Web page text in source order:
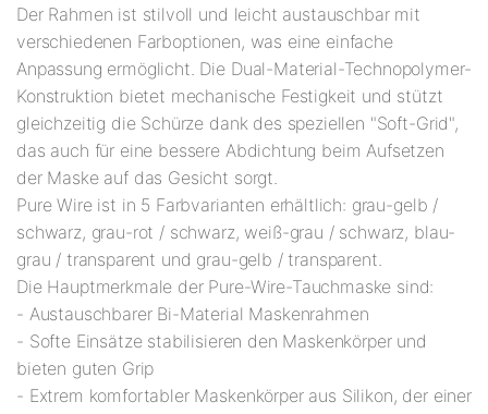
Der Rahmen ist stilvoll und leicht austauschbar mit
verschiedenen Farboptionen, was eine einfache
Anpassung ermöglicht. Die Dual-Material-Technopolymer-
Konstruktion bietet mechanische Festigkeit und stützt
gleichzeitig die Schürze dank des speziellen "Soft-Grid",
das auch für eine bessere Abdichtung beim Aufsetzen
der Maske auf das Gesicht sorgt.
Pure Wire ist in 5 Farbvarianten erhältlich: grau-gelb /
schwarz, grau-rot / schwarz, weiß-grau / schwarz, blau-
grau / transparent und grau-gelb / transparent.
Die Hauptmerkmale der Pure-Wire-Tauchmaske sind:
- Austauschbarer Bi-Material Maskenrahmen
- Softe Einsätze stabilisieren den Maskenkörper und
bieten guten Grip
- Extrem komfortabler Maskenkörper aus Silikon, der einer